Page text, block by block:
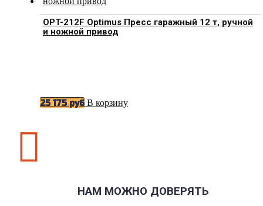
OPT-212F Optimus Пресс гаражный 12 т, ручной
и ножной привод
25 175 руб В корзину

НАМ МОЖНО ДОВЕРЯТЬ